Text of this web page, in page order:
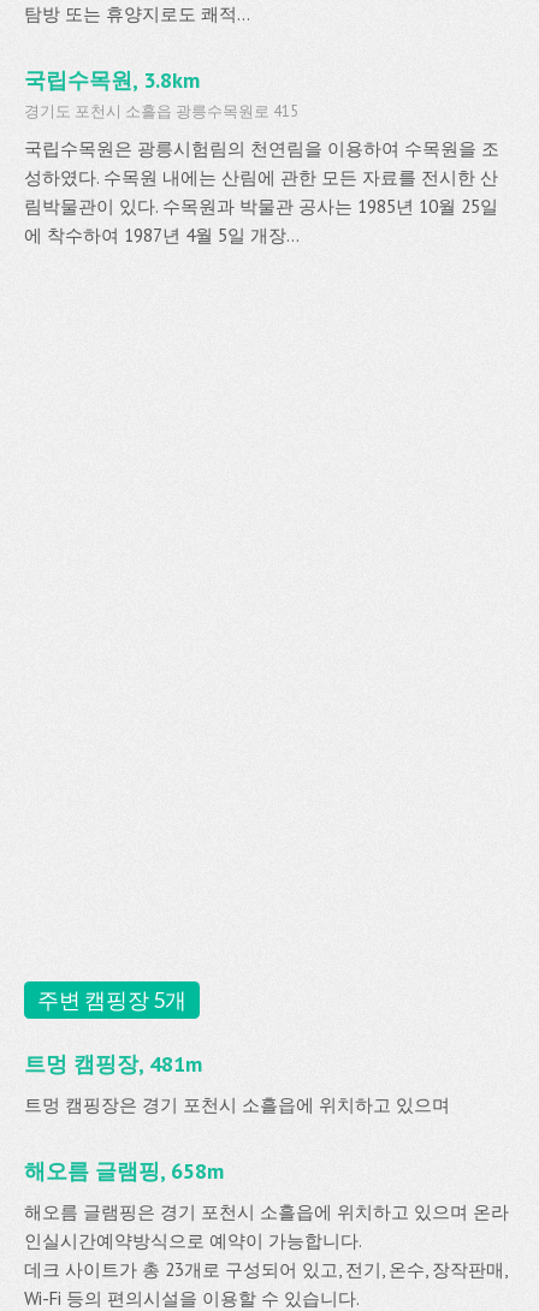
탐방 또는 휴양지로도 쾌적...
국립수목원, 3.8km
경기도 포천시 소흘읍 광릉수목원로 415
국립수목원은 광릉시험림의 천연림을 이용하여 수목원을 조
성하였다. 수목원 내에는 산림에 관한 모든 자료를 전시한 산
림박물관이 있다. 수목원과 박물관 공사는 1985년 10월 25일
에 착수하여 1987년 4월 5일 개장...
주변 캠핑장 5개
트멍 캠핑장, 481m
트멍 캠핑장은 경기 포천시 소흘읍에 위치하고 있으며
해오름 글램핑, 658m
해오름 글램핑은 경기 포천시 소흘읍에 위치하고 있으며 온라
인실시간예약방식으로 예약이 가능합니다.
데크 사이트가 총 23개로 구성되어 있고, 전기, 온수, 장작판매,
Wi-Fi 등의 편의시설을 이용할 수 있습니다.